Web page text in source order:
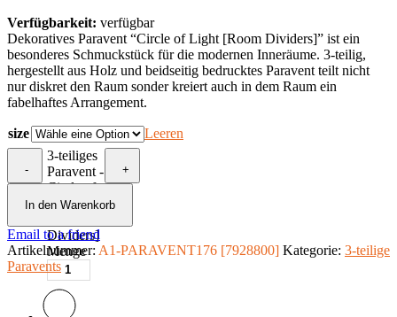
Verfügbarkeit: verfügbar
Dekoratives Paravent “Circle of Light [Room Dividers]” ist ein
besonderes Schmuckstück für die modernen Inneräume. 3-teilig,
hergestellt aus Holz und beidseitig bedrucktes Paravent teilt nicht
nur diskret den Raum sonder kreiert auch in dem Raum ein
fabelhaftes Arrangement.
size Leeren
-
3-teiliges
Paravent -
Circle of
Light
Dividers]
Menge
+
In den Warenkorb
Email to a friend
Artikelnummer: A1-PARAVENT176 [7928800] Kategorie: 3-teilige
Paravents